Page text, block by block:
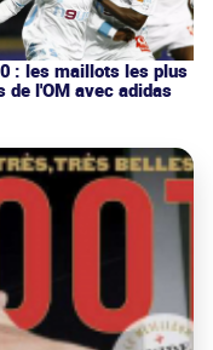
: les maillots les plus
de l'OM avec adidas